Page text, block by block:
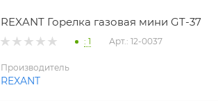
REXANT Горелка газовая мини GT-37
: 1 Арт.: 12-0037
Производитель
REXANT